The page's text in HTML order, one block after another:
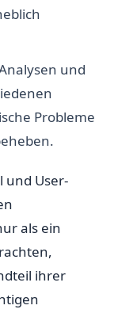
und
Probleme
und User-
als ein
ihrer